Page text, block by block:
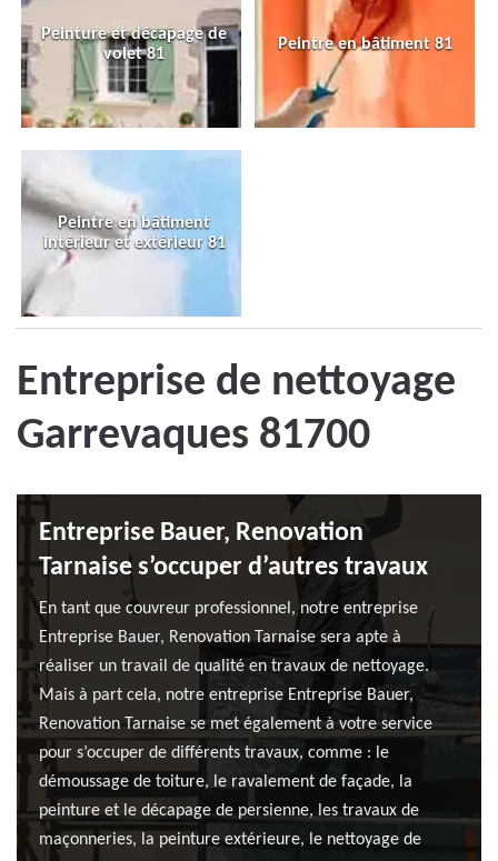
Peinture et décapage de
volet 81
Peintre en bâtiment 81
Peintre en bâtiment
intérieur et extérieur 81
Entreprise de nettoyage
Garrevaques 81700
Entreprise Bauer, Renovation
Tarnaise s’occuper d’autres travaux
En tant que couvreur professionnel, notre entreprise
Entreprise Bauer, Renovation Tarnaise sera apte à
réaliser un travail de qualité en travaux de nettoyage.
Mais à part cela, notre entreprise Entreprise Bauer,
Renovation Tarnaise se met également à votre service
pour s’occuper de différents travaux, comme : le
démoussage de toiture, le ravalement de façade, la
peinture et le décapage de persienne, les travaux de
maçonneries, la peinture extérieure, le nettoyage de